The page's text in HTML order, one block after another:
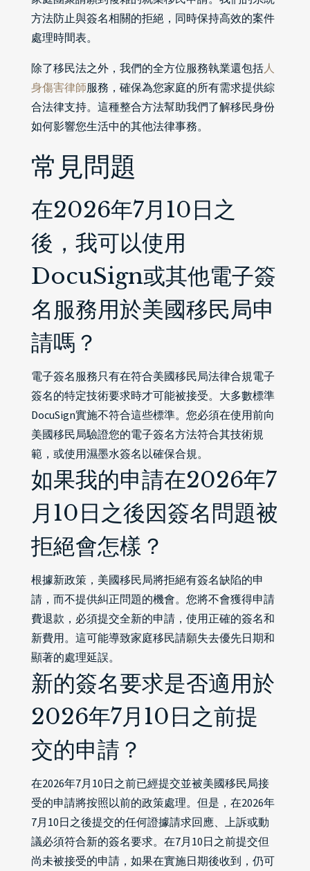
方法防止與簽名相關的拒絕，同時保持高效的案件
處理時間表。
除了移民法之外，我們的全方位服務執業還包括人
身傷害律師服務，確保為您家庭的所有需求提供綜
合法律支持。這種整合方法幫助我們了解移民身份
如何影響您生活中的其他法律事務。
常見問題
在2026年7月10日之
後，我可以使用
DocuSign或其他電子簽
名服務用於美國移民局申
請嗎？
電子簽名服務只有在符合美國移民局法律合規電子
簽名的特定技術要求時才可能被接受。大多數標準
DocuSign實施不符合這些標準。您必須在使用前向
美國移民局驗證您的電子簽名方法符合其技術規
範，或使用濕墨水簽名以確保合規。
如果我的申請在2026年7
月10日之後因簽名問題被
拒絕會怎樣？
根據新政策，美國移民局將拒絕有簽名缺陷的申
請，而不提供糾正問題的機會。您將不會獲得申請
費退款，必須提交全新的申請，使用正確的簽名和
新費用。這可能導致家庭移民請願失去優先日期和
顯著的處理延誤。
新的簽名要求是否適用於
2026年7月10日之前提
交的申請？
在2026年7月10日之前已經提交並被美國移民局接
受的申請將按照以前的政策處理。但是，在2026年
7月10日之後提交的任何證據請求回應、上訴或動
議必須符合新的簽名要求。在7月10日之前提交但
尚未被接受的申請，如果在實施日期後收到，仍可